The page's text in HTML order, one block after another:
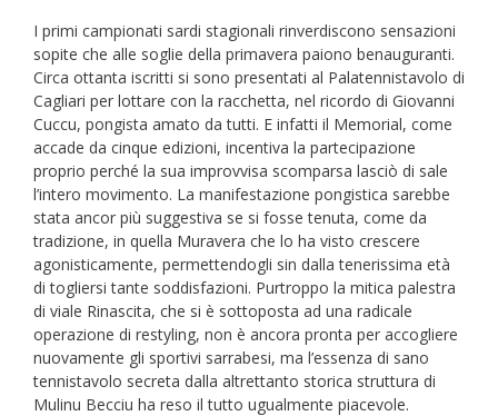
I primi campionati sardi stagionali rinverdiscono sensazioni
sopite che alle soglie della primavera paiono benauguranti.
Circa ottanta iscritti si sono presentati al Palatennistavolo di
Cagliari per lottare con la racchetta, nel ricordo di Giovanni
Cuccu, pongista amato da tutti. E infatti il Memorial, come
accade da cinque edizioni, incentiva la partecipazione
proprio perché la sua improvvisa scomparsa lasciò di sale
l’intero movimento. La manifestazione pongistica sarebbe
stata ancor più suggestiva se si fosse tenuta, come da
tradizione, in quella Muravera che lo ha visto crescere
agonisticamente, permettendogli sin dalla tenerissima età
di togliersi tante soddisfazioni. Purtroppo la mitica palestra
di viale Rinascita, che si è sottoposta ad una radicale
operazione di restyling, non è ancora pronta per accogliere
nuovamente gli sportivi sarrabesi, ma l’essenza di sano
tennistavolo secreta dalla altrettanto storica struttura di
Mulinu Becciu ha reso il tutto ugualmente piacevole.